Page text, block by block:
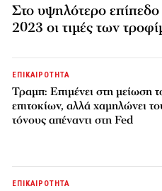
Στο υψηλότερο
2023 οι τιμές των
ΕΠΙΚΑΙΡΟΤΗΤΑ
Τραμπ: Επιμένει στη μείωση
επιτοκίων, αλλά χαμηλώνει
τόνους απέναντι στη Fed
ΕΠΙΚΑΙΡΟΤΗΤΑ